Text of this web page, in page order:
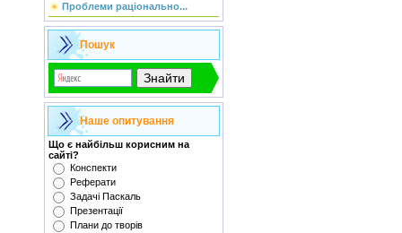
Проблеми раціонально...
Пошук
Наше опитування
Що є найбільш корисним на
сайті?
Конспекти
Реферати
Задачі Паскаль
Презентації
Плани до творів